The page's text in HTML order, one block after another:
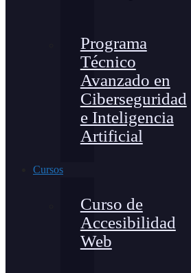
Programa
Técnico
Avanzado en
Ciberseguridad
e Inteligencia
Artificial
Cursos
Curso de
Accesibilidad
Web